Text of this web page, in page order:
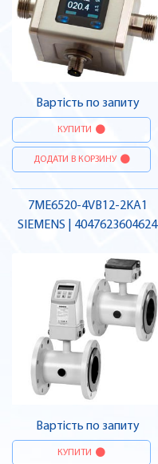
Вартість по запиту
КУПИТИ
ДОДАТИ В КОРЗИНУ
7ME6520-4VB12-2KA1
SIEMENS | 4047623604624
Вартість по запиту
КУПИТИ